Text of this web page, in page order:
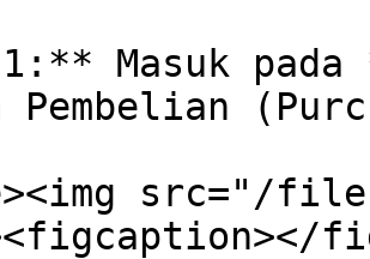
Masuk pada
Pembelian
src="/files/